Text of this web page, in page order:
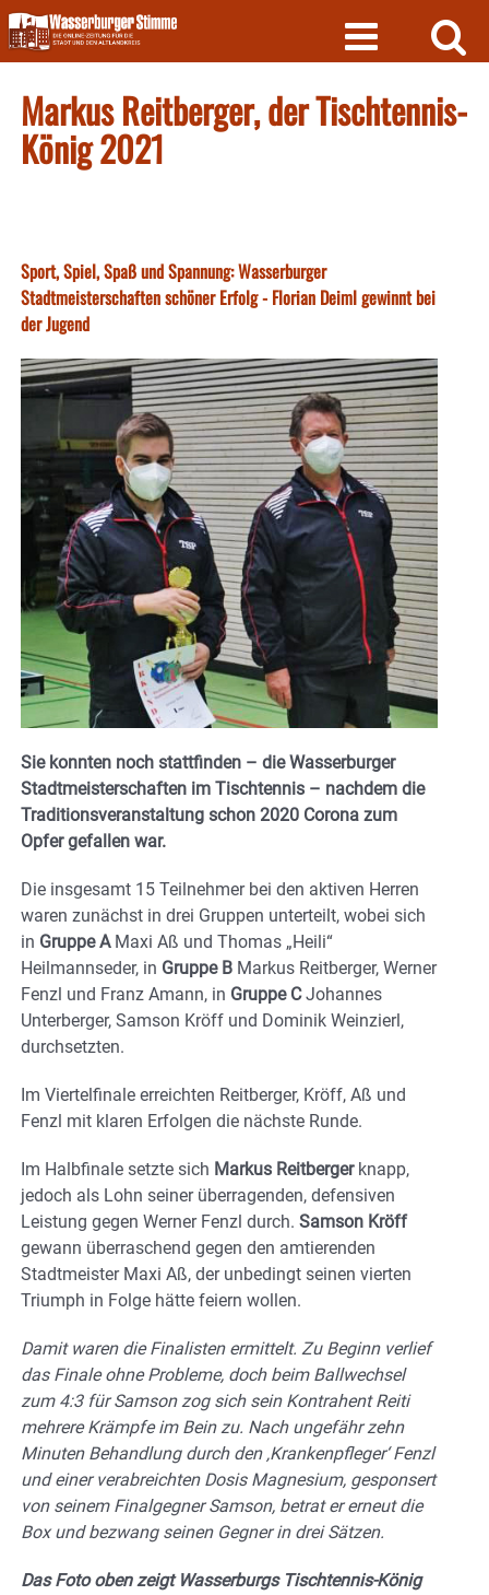
Skip
to
content
Markus Reitberger, der Tischtennis-
König 2021
Sport, Spiel, Spaß und Spannung: Wasserburger
Stadtmeisterschaften schöner Erfolg - Florian Deiml gewinnt bei
der Jugend
Sie konnten noch stattfinden – die Wasserburger
Stadtmeisterschaften im Tischtennis – nachdem die
Traditionsveranstaltung schon 2020 Corona zum
Opfer gefallen war.
Die insgesamt 15 Teilnehmer bei den aktiven Herren
waren zunächst in drei Gruppen unterteilt, wobei sich
in Gruppe AMaxi Aß und Thomas „Heili“
Heilmannseder, in Gruppe B Markus Reitberger, Werner
Fenzl und Franz Amann, in Gruppe CJohannes
Unterberger, Samson Kröff und Dominik Weinzierl,
durchsetzten.
Im Viertelfinale erreichten Reitberger, Kröff, Aß und
Fenzl mit klaren Erfolgen die nächste Runde.
Im Halbfinale setzte sich Markus Reitbergerknapp,
jedoch als Lohn seiner überragenden, defensiven
Leistung gegen Werner Fenzl durch. Samson Kröff
gewann überraschend gegen den amtierenden
Stadtmeister Maxi Aß, der unbedingt seinen vierten
Triumph in Folge hätte feiern wollen.
Damit waren die Finalisten ermittelt. Zu Beginn verlief
das Finale ohne Probleme, doch beim Ballwechsel
zum 4:3 für Samson zog sich sein Kontrahent Reiti
mehrere Krämpfe im Bein zu. Nach ungefähr zehn
Minuten Behandlung durch den ‚Krankenpfleger‘ Fenzl
und einer verabreichten Dosis Magnesium, gesponsert
von seinem Finalgegner Samson, betrat er erneut die
Box und bezwang seinen Gegner in drei Sätzen.
Das Foto oben zeigt Wasserburgs Tischtennis-König